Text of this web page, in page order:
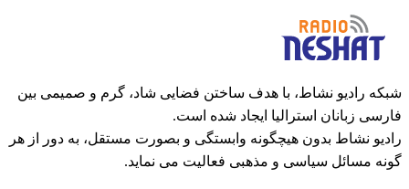
شبکه رادیو نشاط، با هدف ساختن فضایی شاد، گرم و صمیمی بین
فارسی زبانان استرالیا ایجاد شده است.
رادیو نشاط بدون هیچگونه وابستگی و بصورت مستقل، به دور از هر
گونه مسائل سیاسی و مذهبی فعالیت می نماید.